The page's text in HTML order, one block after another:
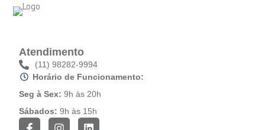
Atendimento
(11) 98282-9994
Horário de Funcionamento:
Seg à Sex: 9h às 20h
Sábados: 9h às 15h
F I L